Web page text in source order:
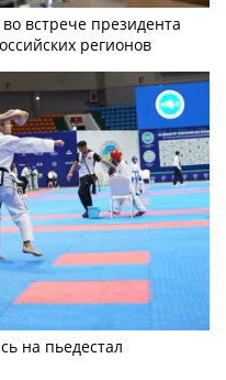
встрече президента
регионов
на пьедестал